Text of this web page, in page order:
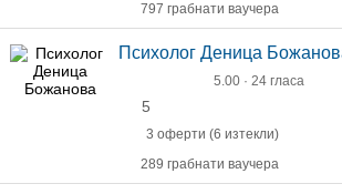
797 грабнати ваучера
Психолог Деница
5.00 · 24 гласа
5
3 оферти (6 изтекли)
289 грабнати ваучера